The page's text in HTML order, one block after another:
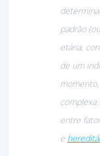
padrão
etária,
de um
complexa
entre
e